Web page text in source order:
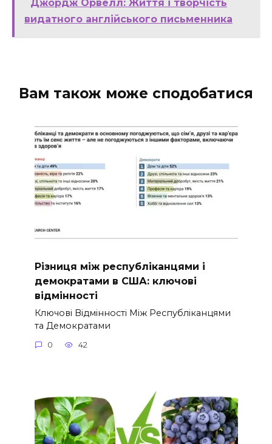
Джордж Орвелл: Життя і творчість
видатного англійського письменника
Вам також може сподобатися
Різниця між республіканцями і
демократами в США: ключові
відмінності
Ключові Відмінності Між Республіканцями
та Демократами
0 42